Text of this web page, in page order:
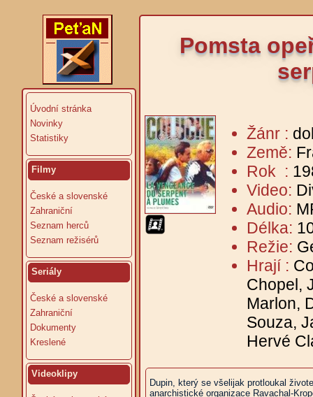
Úvodní stránka
Novinky
Statistiky
Filmy
České a slovenské
Zahraniční
Seznam herců
Seznam režisérů
Seriály
České a slovenské
Zahraniční
Dokumenty
Kreslené
Videoklipy
Pomsta
Žánr :
Země:
Rok :
Video:
Audio:
Délka:
Režie:
Hrají :
Chopel,
Marlon,
Souza,
Hervé
Dupin, který se všelijak protloukal
anarchistické organizace Ravachal-